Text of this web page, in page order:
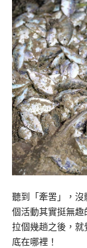
聽到「牽罟」，
個活動其實挺無趣
拉個幾趟之後，就
底在哪裡！